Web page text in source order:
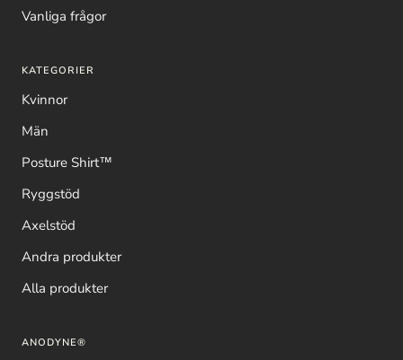
Vanliga frågor
KATEGORIER
Kvinnor
Män
Posture Shirt™
Ryggstöd
Axelstöd
Andra produkter
Alla produkter
ANODYNE®